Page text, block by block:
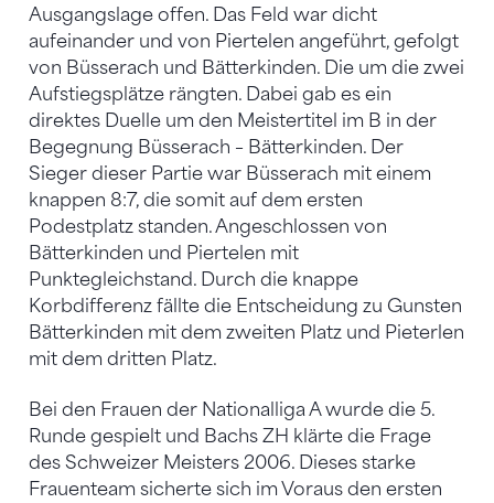
Ausgangslage offen. Das Feld war dicht
aufeinander und von Piertelen angeführt, gefolgt
von Büsserach und Bätterkinden. Die um die zwei
Aufstiegsplätze rängten. Dabei gab es ein
direktes Duelle um den Meistertitel im B in der
Begegnung Büsserach – Bätterkinden. Der
Sieger dieser Partie war Büsserach mit einem
knappen 8:7, die somit auf dem ersten
Podestplatz standen. Angeschlossen von
Bätterkinden und Piertelen mit
Punktegleichstand. Durch die knappe
Korbdifferenz fällte die Entscheidung zu Gunsten
Bätterkinden mit dem zweiten Platz und Pieterlen
mit dem dritten Platz.
Bei den Frauen der Nationalliga A wurde die 5.
Runde gespielt und Bachs ZH klärte die Frage
des Schweizer Meisters 2006. Dieses starke
Frauenteam sicherte sich im Voraus den ersten